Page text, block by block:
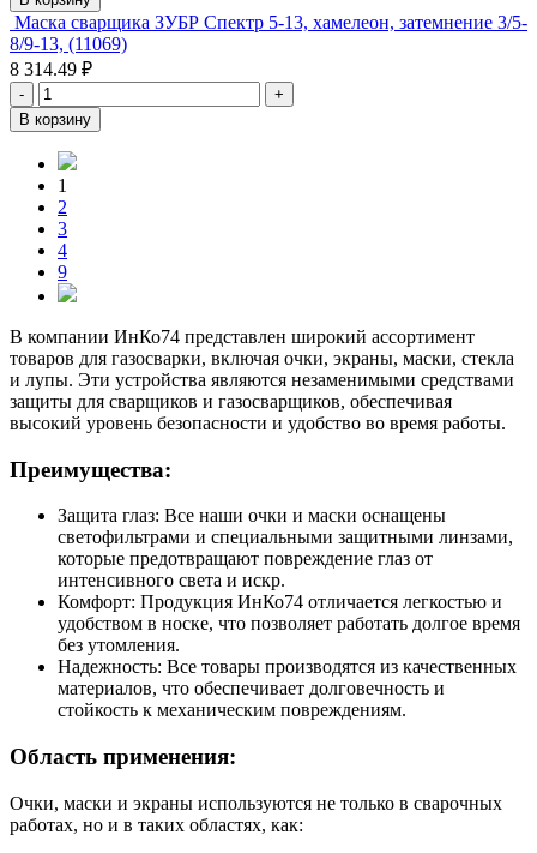
Маска сварщика ЗУБР Спектр 5-13, хамелеон, затемнение 3/5-
8/9-13, (11069)
8 314.49 ₽
-
+
В корзину
1
2
3
4
9
В компании ИнКо74 представлен широкий ассортимент
товаров для газосварки, включая очки, экраны, маски, стекла
и лупы. Эти устройства являются незаменимыми средствами
защиты для сварщиков и газосварщиков, обеспечивая
высокий уровень безопасности и удобство во время работы.
Преимущества:
Защита глаз: Все наши очки и маски оснащены
светофильтрами и специальными защитными линзами,
которые предотвращают повреждение глаз от
интенсивного света и искр.
Комфорт: Продукция ИнКо74 отличается легкостью и
удобством в носке, что позволяет работать долгое время
без утомления.
Надежность: Все товары производятся из качественных
материалов, что обеспечивает долговечность и
стойкость к механическим повреждениям.
Область применения:
Очки, маски и экраны используются не только в сварочных
работах, но и в таких областях, как: